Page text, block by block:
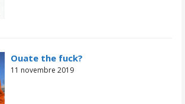
Ouate the fuck?
11 novembre 2019